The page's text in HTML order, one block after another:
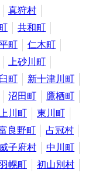
真狩村
共和町
町
仁木町
上砂川町
町
新十津川町
沼田町
鷹栖町
川町
東川町
良野町
占冠村
子府村
中川町
幌町
初山別村